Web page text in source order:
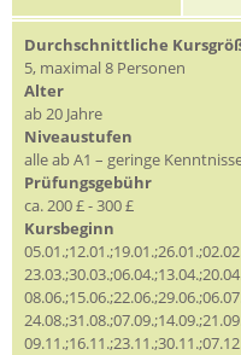
Durchschnittliche
5, maximal 8 Personen
Alter
ab 20 Jahre
Niveaustufen
alle ab A1 – geringe
Prüfungsgebühr
ca. 200 £ - 300 £
Kursbeginn